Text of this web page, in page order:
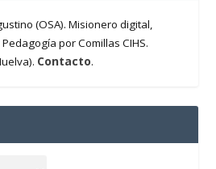
(OSA). Misionero digital,
por Comillas CIHS.
Contacto.